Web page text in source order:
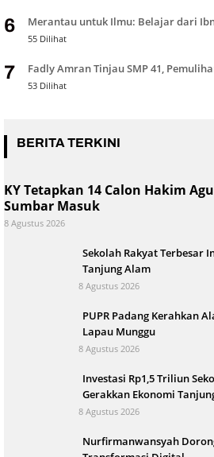
6 Merantau untuk Ilmu: Belajar dari
55 Dilihat
7 Fadly Amran Tinjau SMP 41,
53 Dilihat
BERITA TERKINI
KY Tetapkan 14 Calon Hakim
Sumbar Masuk
8 Agustus 2026
Sekolah Rakyat Terbesar
Tanjung Alam
8 Agustus 2026
PUPR Padang Kerahkan
Lapau Munggu
8 Agustus 2026
Investasi Rp1,5 Triliun
Gerakkan Ekonomi
8 Agustus 2026
Nurfirmanwansyah